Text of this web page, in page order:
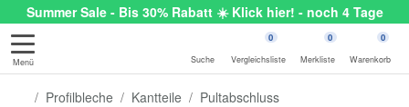
Summer Sale - Bis 30% Rabatt ☀️ Klick hier! - noch 4 Tage
Menü Suche
0
Vergleichsliste
0
Merkliste
0
Warenkorb
Profilbleche Kantteile Pultabschluss